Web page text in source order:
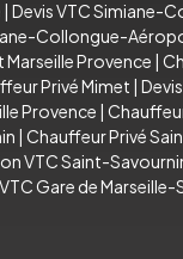
| Devis VTC Simiane-
Collongue-
Provence |
Privé Mimet |
Provence |
| Chauffeur Privé
VTC Saint-
Gare de